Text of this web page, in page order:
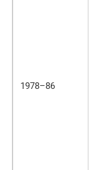
1978–86